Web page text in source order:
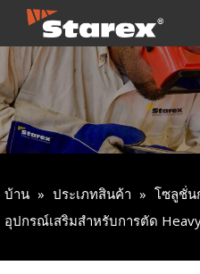
บ้าน » ประเภทสินค้า » โซลูชั่น
อุปกรณ์เสริมสำหรับการตัด